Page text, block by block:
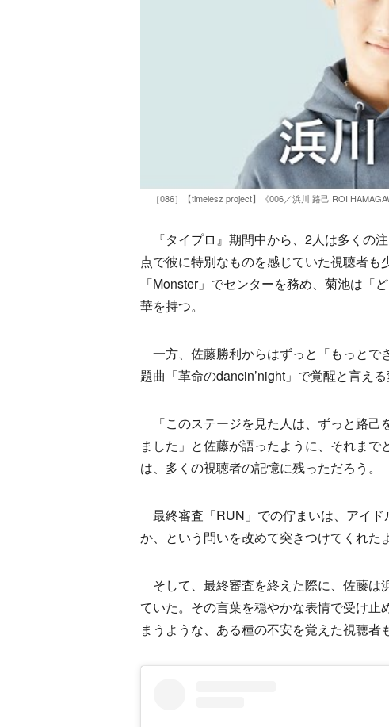
［086］【timelesz project】《006／浜川 路己 ROI
『タイプロ』期間中から、2人は多くの
点で彼に特別なものを感じていた視聴者
「Monster」でセンターを務め、菊池は「
華を持つ。
一方、佐藤勝利からはずっと「もっとで
題曲「革命のdancin’night」で覚醒と言える
「このステージを見た人は、ずっと路己
ました」と佐藤が語ったように、それま
は、多くの視聴者の記憶に残っただろう。
最終審査「RUN」での佇まいは、アイ
か、という問いを改めて突きつけてくれた
そして、最終審査を終えた際に、佐藤は
ていた。その言葉を穏やかな表情で受け
まうような、ある種の不安を覚えた視聴者